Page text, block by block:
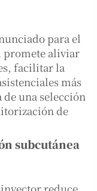
para el
promete aliviar
facilitar la
más
una selección
de
subcutánea